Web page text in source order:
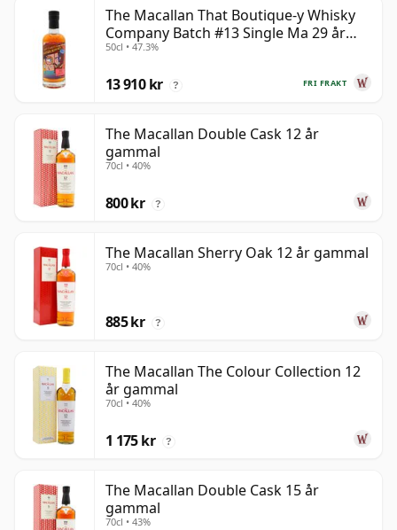
The Macallan That Boutique-y Whisky
Company Batch #13 Single Ma 29 år
gammal
50cl • 47.3%
FRI FRAKT
13 910 kr ?
The Macallan Double Cask 12 år
gammal
70cl • 40%
800 kr ?
The Macallan Sherry Oak 12 år gammal
70cl • 40%
885 kr ?
The Macallan The Colour Collection 12
år gammal
70cl • 40%
1 175 kr ?
The Macallan Double Cask 15 år
gammal
70cl • 43%